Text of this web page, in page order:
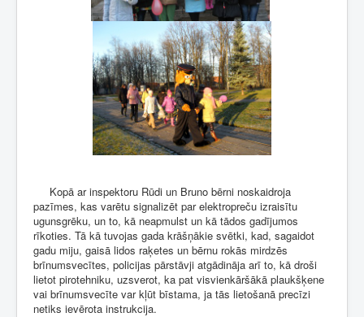
Kopā ar inspektoru Rūdi un Bruno bērni noskaidroja
pazīmes, kas varētu signalizēt par elektropreču izraisītu
ugunsgrēku, un to, kā neapmulst un kā tādos gadījumos
rīkoties. Tā kā tuvojas gada krāšņākie svētki, kad, sagaidot
gadu miju, gaisā lidos raķetes un bērnu rokās mirdzēs
brīnumsvecītes, policijas pārstāvji atgādināja arī to, kā droši
lietot pirotehniku, uzsverot, ka pat visvienkāršākā plaukšķene
vai brīnumsvecīte var kļūt bīstama, ja tās lietošanā precīzi
netiks ievērota instrukcija.